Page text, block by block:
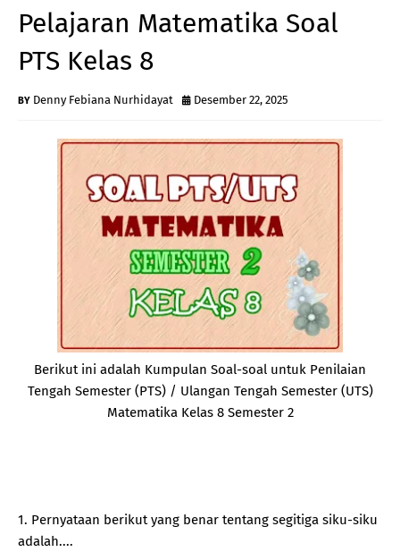
Pelajaran Matematika Soal
PTS Kelas 8
Denny Febiana Nurhidayat Desember 22, 2025
Berikut ini adalah Kumpulan Soal-soal untuk Penilaian
Tengah Semester (PTS) / Ulangan Tengah Semester (UTS)
Matematika Kelas 8 Semester 2
1. Pernyataan berikut yang benar tentang segitiga siku-siku
adalah....